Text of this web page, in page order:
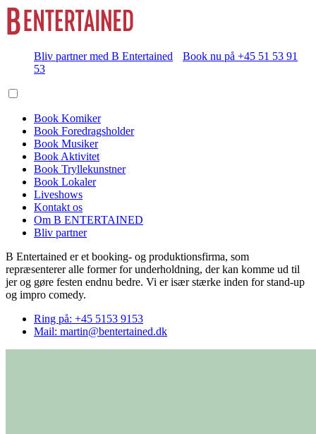
Bliv partner med B Entertained
Book nu på +45 51 53 91
53
Book Komiker
Book Foredragsholder
Book Musiker
Book Aktivitet
Book Tryllekunstner
Book Lokaler
Liveshows
Kontakt os
Om B ENTERTAINED
Bliv partner
B Entertained er et booking- og produktionsfirma, som
repræsenterer alle former for underholdning, der kan komme ud til
jer og gøre festen endnu bedre. Vi er især stærke inden for stand-up
og impro comedy.
Ring på: +45 5153 9153
Mail: martin@bentertained.dk